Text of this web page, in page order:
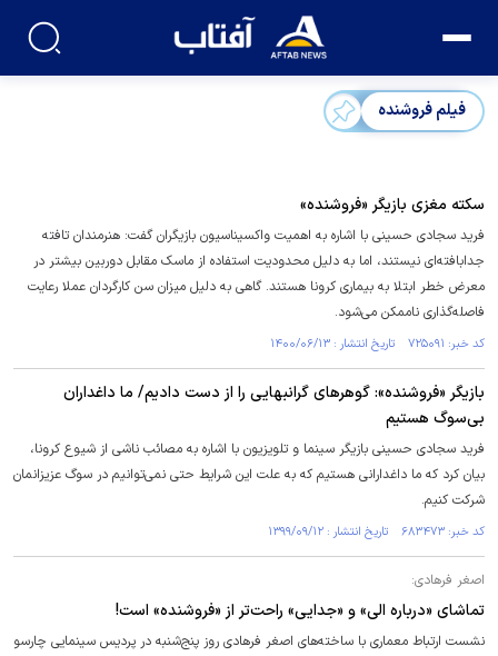
فیلم فروشنده
سکته مغزی بازیگر «فروشنده»
فرید سجادی حسینی با اشاره به اهمیت واکسیناسیون بازیگران گفت: هنرمندان تافته
جدابافته‌ای نیستند، اما به دلیل محدودیت استفاده از ماسک مقابل دوربین بیشتر در
معرض خطر ابتلا به بیماری کرونا هستند. گاهی به دلیل میزان سن کارگردان عملا رعایت
فاصله‌گذاری ناممکن می‌شود.
کد خبر: ۷۲۵۰۹۱ تاریخ انتشار : ۱۴۰۰/۰۶/۱۳
بازیگر «فروشنده»: گوهرهای گرانبهایی را از دست دادیم/ ما داغداران
بی‌سوگ هستیم
فرید سجادی حسینی بازیگر سینما و تلویزیون با اشاره به مصائب ناشی از شیوع کرونا،
بیان کرد که ما داغدارانی هستیم که به علت این شرایط حتی نمی‌توانیم در سوگ عزیزانمان
شرکت کنیم.
کد خبر: ۶۸۳۴۷۳ تاریخ انتشار : ۱۳۹۹/۰۹/۱۲
اصغر فرهادی:
تماشای «درباره الی» و «جدایی» راحت‌تر از «فروشنده» است!
نشست ارتباط معماری با ساخته‌های اصغر فرهادی روز پنج‌شنبه در پردیس سینمایی چارسو